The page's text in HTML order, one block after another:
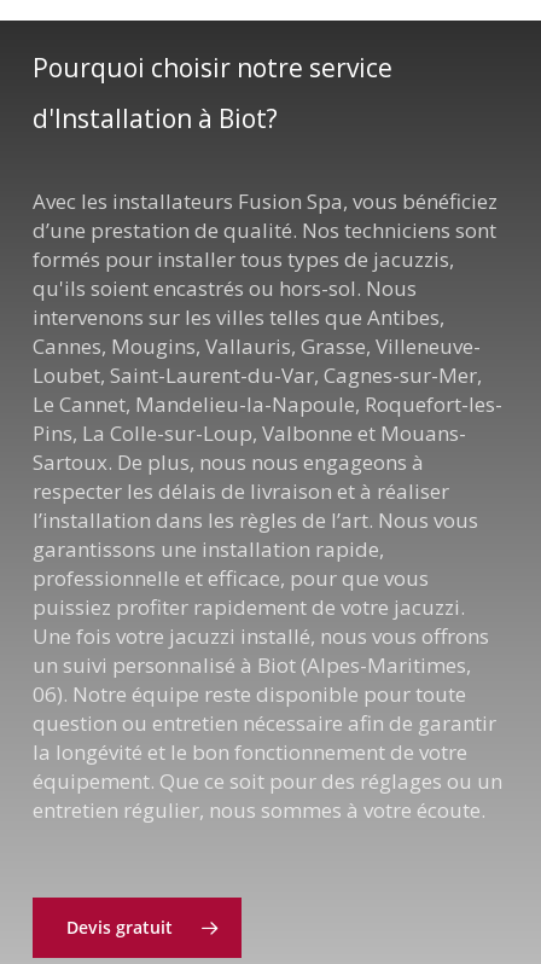
Pourquoi choisir notre service
d'Installation à Biot?
Avec les installateurs Fusion Spa, vous bénéficiez
d’une prestation de qualité. Nos techniciens sont
formés pour installer tous types de jacuzzis,
qu'ils soient encastrés ou hors-sol. Nous
intervenons sur les villes telles que Antibes,
Cannes, Mougins, Vallauris, Grasse, Villeneuve-
Loubet, Saint-Laurent-du-Var, Cagnes-sur-Mer,
Le Cannet, Mandelieu-la-Napoule, Roquefort-les-
Pins, La Colle-sur-Loup, Valbonne et Mouans-
Sartoux. De plus, nous nous engageons à
respecter les délais de livraison et à réaliser
l’installation dans les règles de l’art. Nous vous
garantissons une installation rapide,
professionnelle et efficace, pour que vous
puissiez profiter rapidement de votre jacuzzi.
Une fois votre jacuzzi installé, nous vous offrons
un suivi personnalisé à Biot (Alpes-Maritimes,
06). Notre équipe reste disponible pour toute
question ou entretien nécessaire afin de garantir
la longévité et le bon fonctionnement de votre
équipement. Que ce soit pour des réglages ou un
entretien régulier, nous sommes à votre écoute.
Devis gratuit